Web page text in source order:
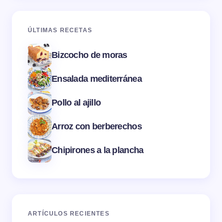
ÚLTIMAS RECETAS
Bizcocho de moras
Ensalada mediterránea
Pollo al ajillo
Arroz con berberechos
Chipirones a la plancha
ARTÍCULOS RECIENTES